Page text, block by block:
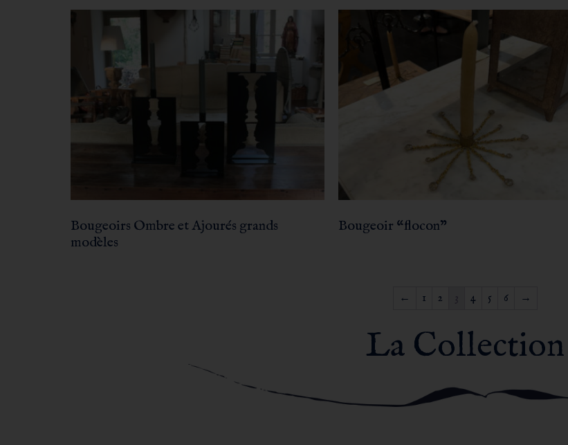
Bougeoirs Ombre et Ajourés grands
modèles
Bougeoir “flocon”
← 1 2 4 5 6 →
La Collection